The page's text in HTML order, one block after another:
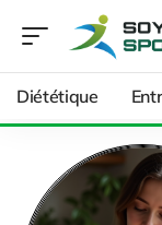
Diététique